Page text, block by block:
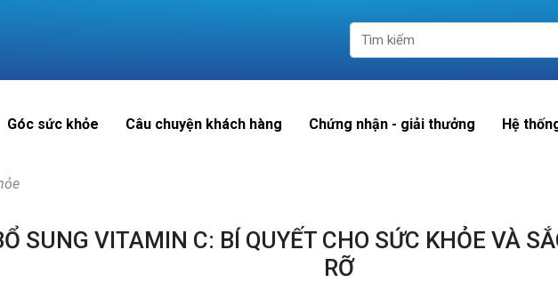
Góc sức khỏe Câu chuyện khách hàng Chứng nhận - giải thưởng Hệ
SUNG VITAMIN C: BÍ QUYẾT CHO SỨC KHỎE VÀ
RỠ